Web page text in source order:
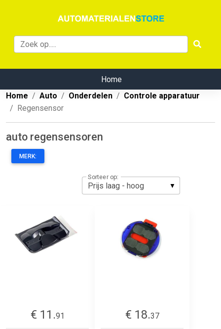
Home
Home
Auto Onderdelen
Controle apparatuur
Regensensor
auto regensensoren
MERK:
Sorteer op:
€ 11.91
€ 18.37